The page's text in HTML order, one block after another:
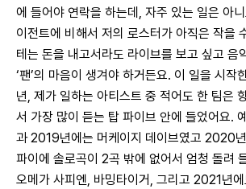
에 들어야 연락을 하는데, 자주 있는 일은 아
이전트에 비해서 저의 로스터가 아직은 작을
테는 돈을 내고서라도 라이브를 보고 싶고 음
‘팬’의 마음이 생겨야 하거든요. 이 일을 시작
년, 제가 일하는 아티스트 중 적어도 한 팀은
서 가장 많이 듣는 탑 파이브 안에 들었어요.
과 2019년에는 머케이지 데이브였고 2020
파이에 솔로곡이 2곡 밖에 없어서 엄청 돌려
오메가 사피엔, 바밍타이거, 그리고 2021년